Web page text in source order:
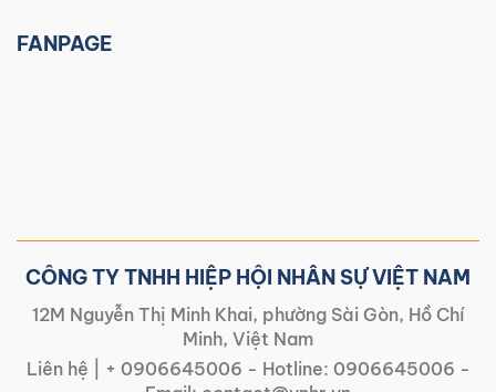
FANPAGE
CÔNG TY TNHH HIỆP HỘI NHÂN SỰ VIỆT NAM
12M Nguyễn Thị Minh Khai, phường Sài Gòn, Hồ Chí
Minh, Việt Nam
Liên hệ |
+ 0906645006 - Hotline: 0906645006 -